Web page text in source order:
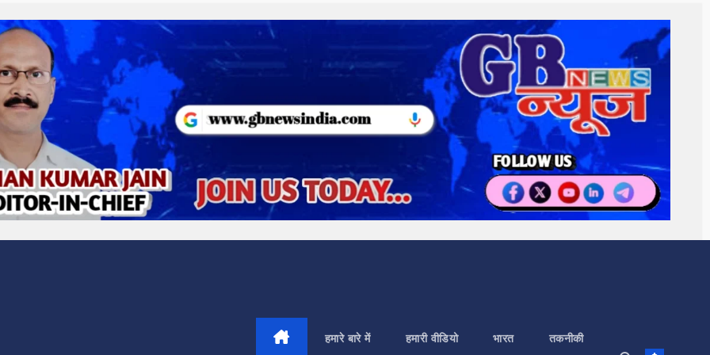
हमारे बारे में हमारी वीडियो भारत तकनीकी